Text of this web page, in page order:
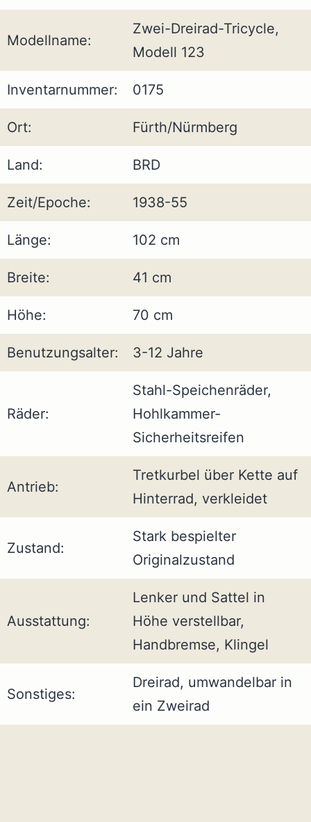
Modellname:
Zwei-Dreirad-Tricycle,
Modell 123
Inventarnummer: 0175
Ort: Fürth/Nürmberg
Land: BRD
Zeit/Epoche: 1938-55
Länge: 102 cm
Breite: 41 cm
Höhe: 70 cm
Benutzungsalter: 3-12 Jahre
Räder:
Stahl-Speichenräder,
Hohlkammer-
Sicherheitsreifen
Antrieb:
Tretkurbel über Kette auf
Hinterrad, verkleidet
Zustand:
Stark bespielter
Originalzustand
Ausstattung:
Lenker und Sattel in
Höhe verstellbar,
Handbremse, Klingel
Sonstiges:
Dreirad, umwandelbar in
ein Zweirad